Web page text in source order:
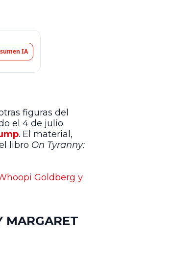
IA
figuras del
el 4 de julio
. El material,
libro On Tyranny:
Goldberg y
MARGARET